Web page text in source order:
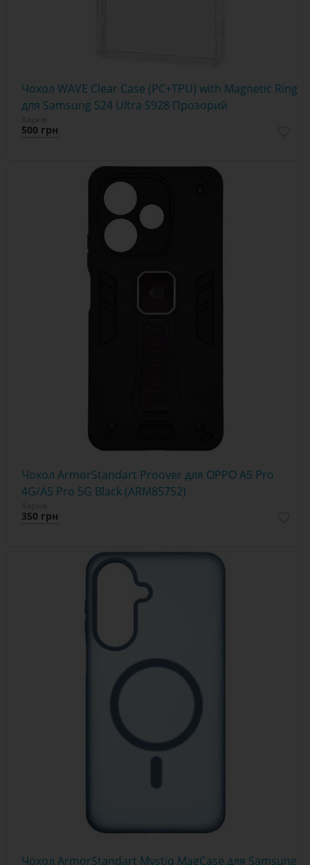
Чохол WAVE Clear Case (PC+TPU) with Magnetic Ring
для Samsung S24 Ultra S928 Прозорий
500 грн
Чохол ArmorStandart Proover для OPPO A5 Pro
4G/A5 Pro 5G Black (ARM85752)
350 грн
Чохол ArmorStandart Mystiq MagCase для Samsung